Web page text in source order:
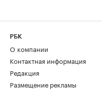
РБК
О компании
Контактная информация
Редакция
Размещение рекламы